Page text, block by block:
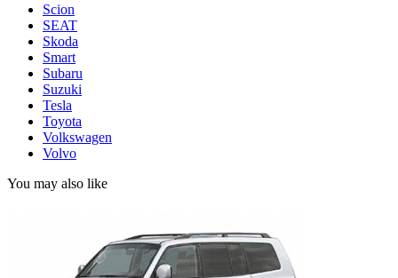
Scion
SEAT
Skoda
Smart
Subaru
Suzuki
Tesla
Toyota
Volkswagen
Volvo
You may also like